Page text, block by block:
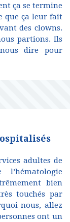
ça se termine
que ça leur fait
des clowns.
partions. Ils
dire pour
adultes de
bien
touchés par
nous, allez
ont un